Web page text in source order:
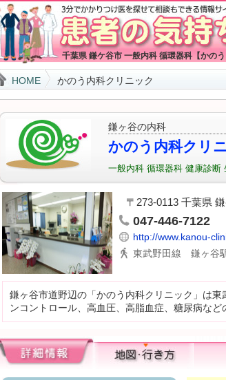
千葉県 鎌ケ谷市 一般内科 循環器科【かのう
HOME かのう内科クリニック
鎌ヶ谷の内科
かのう内科クリ
一般内科 循環器科 健康診断
〒273-0113 千葉県
047-446-7122
http://www.kanou-
東武野田線 鎌ヶ谷
鎌ヶ谷市道野辺の「かのう内科クリニック」は
ンコントロール、高血圧、高脂血症、糖尿病な